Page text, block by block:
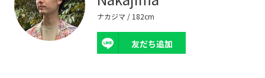
ナカジマ / 182cm
友だち追加